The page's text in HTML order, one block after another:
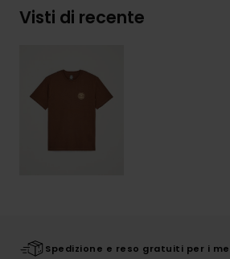
Visti di recente
Spedizione e reso gratuiti per i